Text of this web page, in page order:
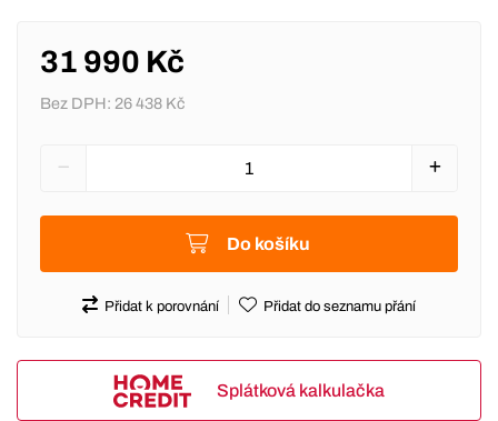
31 990 Kč
Bez DPH: 26 438 Kč
Do košíku
Přidat k porovnání Přidat do seznamu přání
Splátková kalkulačka